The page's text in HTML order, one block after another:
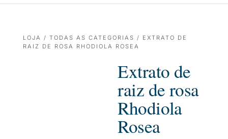
LOJA / TODAS AS CATEGORIAS / EXTRATO DE
RAIZ DE ROSA RHODIOLA ROSEA
Extrato de
raiz de rosa
Rhodiola
Rosea